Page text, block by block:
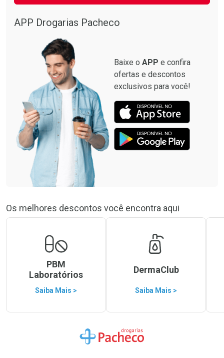
APP Drogarias Pacheco
Baixe o APP e confira
ofertas e descontos
exclusivos para você!
Os melhores descontos você encontra aqui
PBM
Laboratórios
Saiba Mais >
DermaClub
Saiba Mais >
Ir para a Home